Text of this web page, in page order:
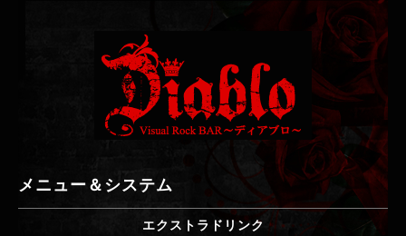
メニュー＆システム
エクストラドリンク